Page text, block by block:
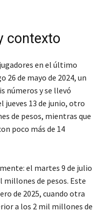
contexto
en el último
de mayo de 2024, un
números y se llevó
jueves 13 de junio, otro
de pesos, mientras que
poco más de 14
el martes 9 de julio
millones de pesos. Este
de 2025, cuando otra
a los 2 mil millones de